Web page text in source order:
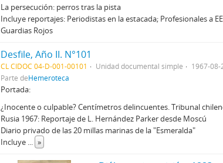
La persecución: perros tras la pista
Incluye reportajes: Periodistas en la estacada; Profesionales a
Guardias Rojos
Desfile, Año II. N°101
CL CIDOC 04-D-001-00101 Unidad documental simple
1967-08-
Parte deHemeroteca
Portada:
¿Inocente o culpable? Centímetros delincuentes. Tribunal
Rusia 1967: Reportaje de L. Hernández Parker desde Moscú
Diario privado de las 20 millas marinas de la "Esmeralda"
Incluye ... »